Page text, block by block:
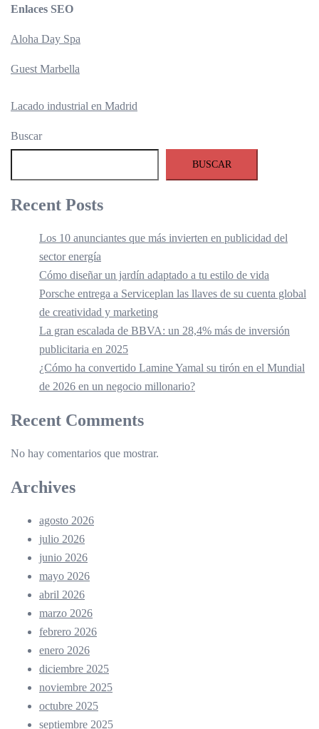
Enlaces SEO
Aloha Day Spa
Guest Marbella
Lacado industrial en Madrid
Buscar
BUSCAR
Recent Posts
Los 10 anunciantes que más invierten en publicidad del
sector energía
Cómo diseñar un jardín adaptado a tu estilo de vida
Porsche entrega a Serviceplan las llaves de su cuenta global
de creatividad y marketing
La gran escalada de BBVA: un 28,4% más de inversión
publicitaria en 2025
¿Cómo ha convertido Lamine Yamal su tirón en el Mundial
de 2026 en un negocio millonario?
Recent Comments
No hay comentarios que mostrar.
Archives
agosto 2026
julio 2026
junio 2026
mayo 2026
abril 2026
marzo 2026
febrero 2026
enero 2026
diciembre 2025
noviembre 2025
octubre 2025
septiembre 2025